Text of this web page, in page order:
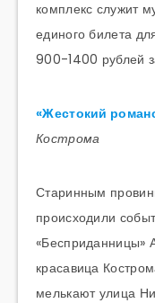
комплекс служит
единого билета
900-1400 рублей
«Жестокий
Кострома
Старинным
происходили
«Бесприданницы»
красавица
мелькают улица